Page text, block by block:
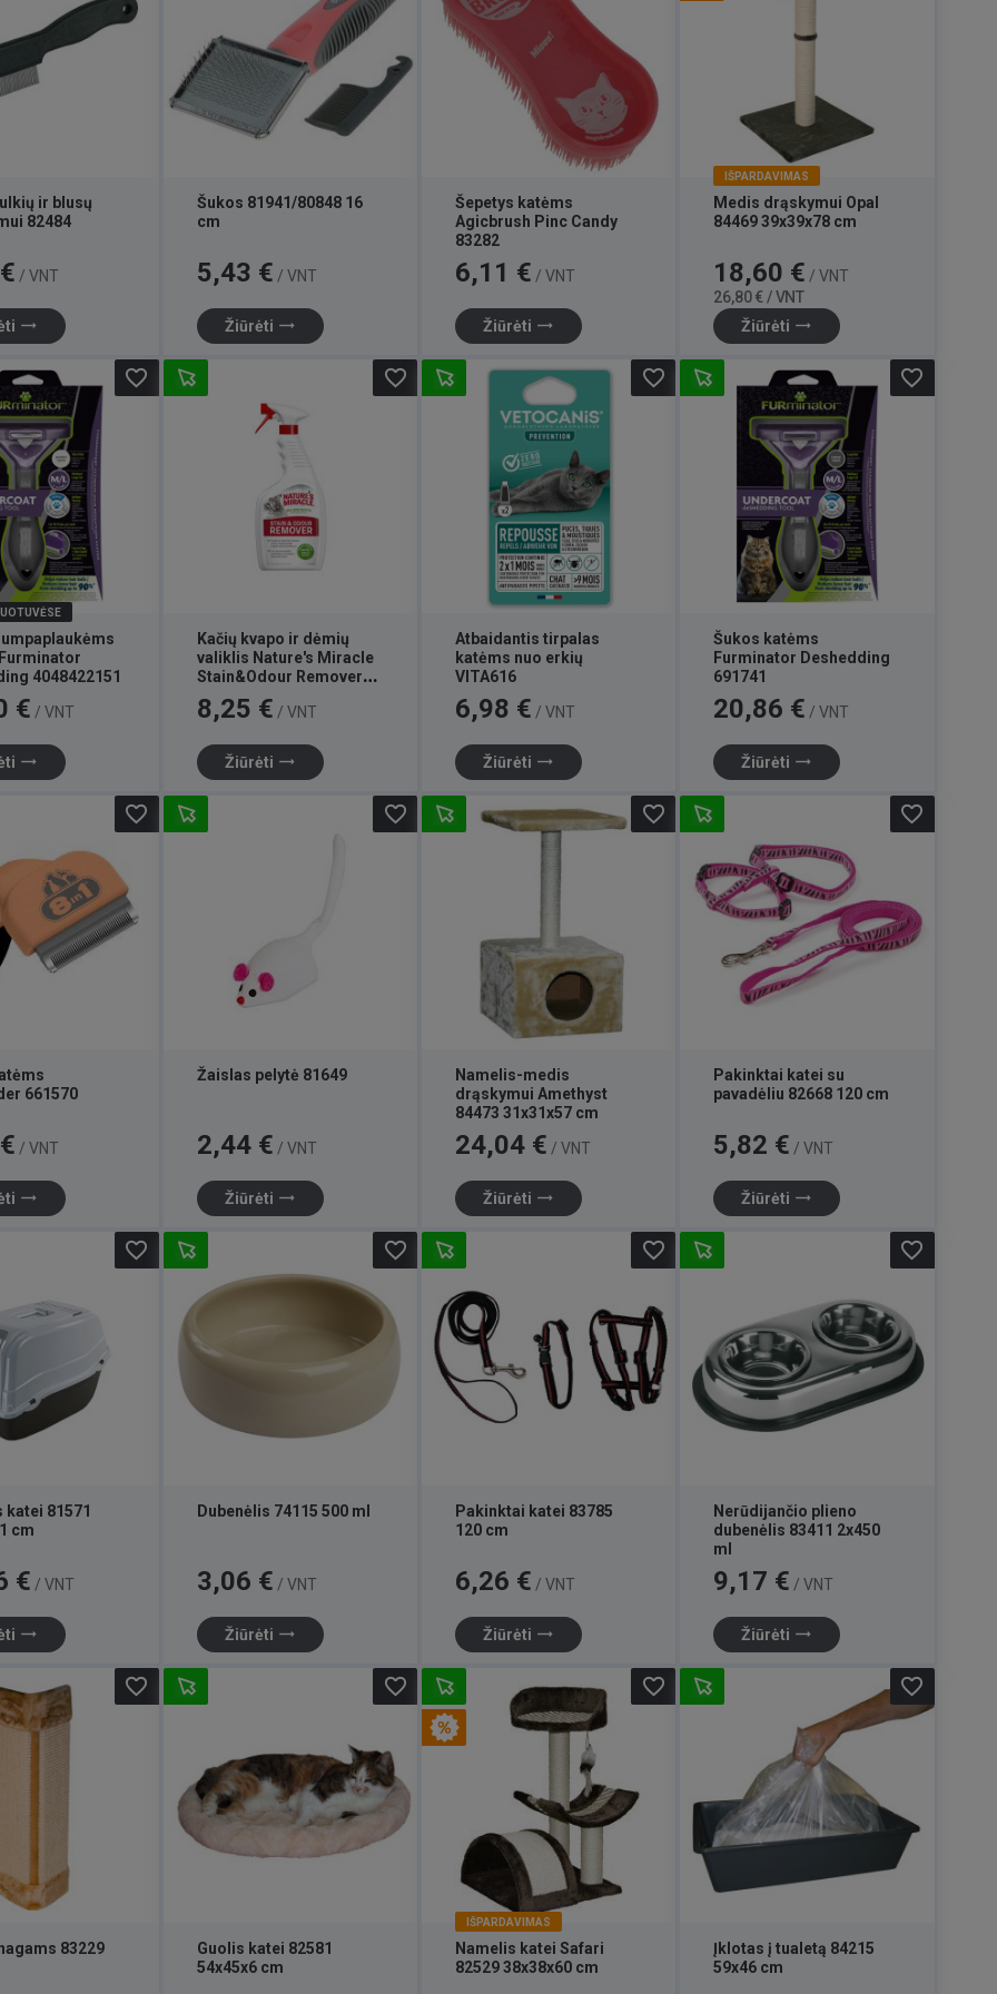
ir blusų
82484
/ VNT
trending_flat
Šukos 81941/80848 16
cm
Kaina
5,43 € / VNT
Žiūrėti trending_flat
Šepetys katėms
Agicbrush Pinc Candy
83282
Kaina
6,11 € / VNT
Žiūrėti trending_flat
IŠPARDAVIMAS
Medis drąskymui Opal
84469 39x39x78 cm
Kaina
18,60 € / VNT
26,80 € / VNT
Žiūrėti trending_flat
4048422151
€ / VNT
trending_flat
favorite_border
Kačių kvapo ir dėmių
valiklis Nature's Miracle
Stain&Odour Remover
661684 709 ml
Kaina
8,25 € / VNT
Žiūrėti trending_flat
favorite_border
Atbaidantis tirpalas
katėms nuo erkių
VITA616
Kaina
6,98 € / VNT
Žiūrėti trending_flat
favorite_border
Šukos katėms
Furminator Deshedding
691741
Kaina
20,86 € / VNT
Žiūrėti trending_flat
favorite_border
661570
/ VNT
trending_flat
favorite_border
Žaislas pelytė 81649
Kaina
2,44 € / VNT
Žiūrėti trending_flat
favorite_border
Namelis-medis
drąskymui Amethyst
84473 31x31x57 cm
Kaina
24,04 € / VNT
Žiūrėti trending_flat
favorite_border
Pakinktai katei su
pavadėliu 82668 120 cm
Kaina
5,82 € / VNT
Žiūrėti trending_flat
favorite_border
katei 81571
cm
€ / VNT
trending_flat
favorite_border
Dubenėlis 74115 500 ml
Kaina
3,06 € / VNT
Žiūrėti trending_flat
favorite_border
Pakinktai katei 83785
120 cm
Kaina
6,26 € / VNT
Žiūrėti trending_flat
favorite_border
Nerūdijančio plieno
dubenėlis 83411 2x450
ml
Kaina
9,17 € / VNT
Žiūrėti trending_flat
favorite_border
83229
favorite_border
Guolis katei 82581
54x45x6 cm
favorite_border
IŠPARDAVIMAS
Namelis katei Safari
82529 38x38x60 cm
favorite_border
Įklotas į tualetą 84215
59x46 cm
favorite_border